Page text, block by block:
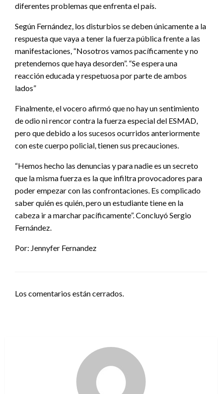
diferentes problemas que enfrenta el país.
Según Fernández, los disturbios se deben únicamente a la
respuesta que vaya a tener la fuerza pública frente a las
manifestaciones, “Nosotros vamos pacíficamente y no
pretendemos que haya desorden”. “Se espera una
reacción educada y respetuosa por parte de ambos
lados”
Finalmente, el vocero afirmó que no hay un sentimiento
de odio ni rencor contra la fuerza especial del ESMAD,
pero que debido a los sucesos ocurridos anteriormente
con este cuerpo policial, tienen sus precauciones.
“Hemos hecho las denuncias y para nadie es un secreto
que la misma fuerza es la que infiltra provocadores para
poder empezar con las confrontaciones. Es complicado
saber quién es quién, pero un estudiante tiene en la
cabeza ir a marchar pacíficamente”. Concluyó Sergio
Fernández.
Por: Jennyfer Fernandez
Los comentarios están cerrados.